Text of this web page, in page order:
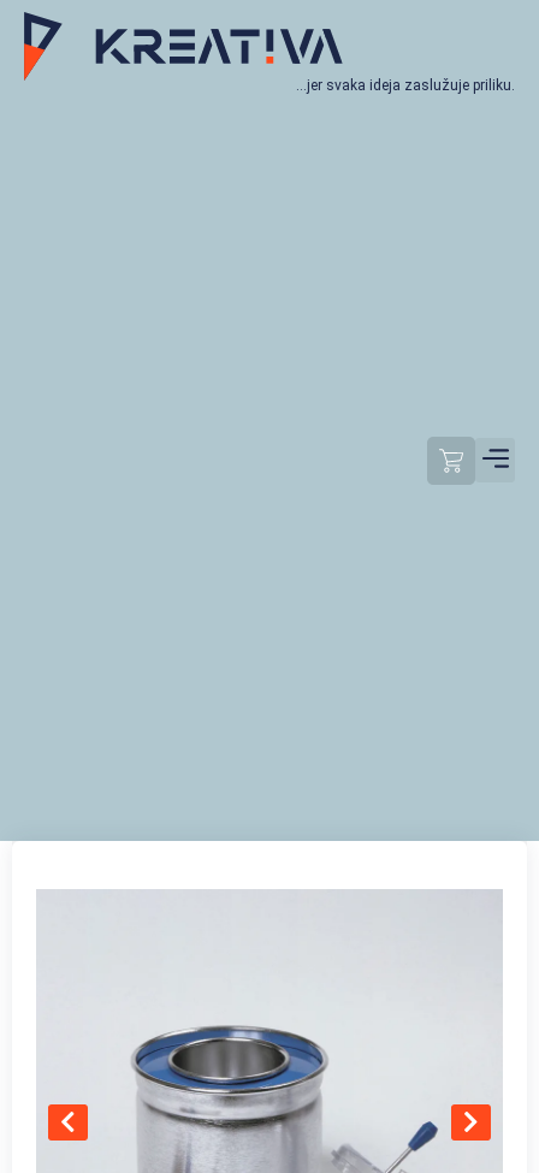
…jer svaka ideja zaslužuje priliku.